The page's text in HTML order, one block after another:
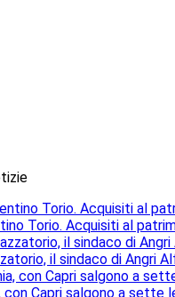
Torio. Acquisiti al
il sindaco di Angri
con Capri salgono a